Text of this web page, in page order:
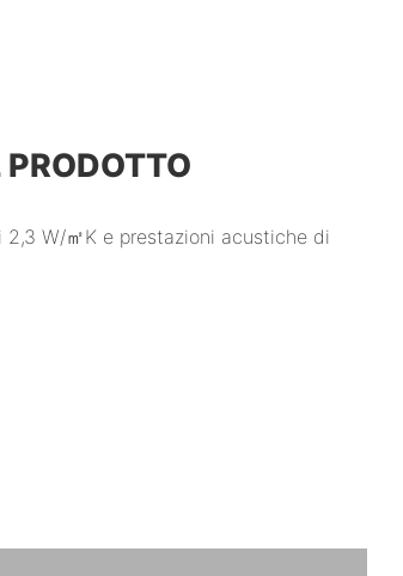
W/㎡K e prestazioni acustiche di